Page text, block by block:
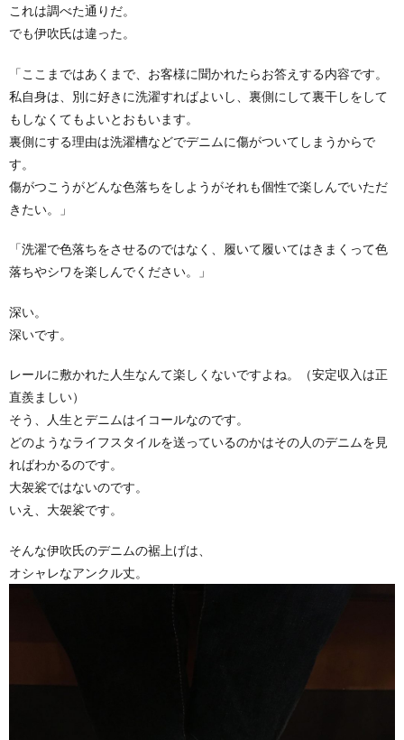
これは調べた通りだ。
でも伊吹氏は違った。
「ここまではあくまで、お客様に聞かれたらお答えする内容です。
私自身は、別に好きに洗濯すればよいし、裏側にして裏干しをして
もしなくてもよいとおもいます。
裏側にする理由は洗濯槽などでデニムに傷がついてしまうからで
す。
傷がつこうがどんな色落ちをしようがそれも個性で楽しんでいただ
きたい。」
「洗濯で色落ちをさせるのではなく、履いて履いてはきまくって色
落ちやシワを楽しんでください。」
深い。
深いです。
レールに敷かれた人生なんて楽しくないですよね。（安定収入は正
直羨ましい）
そう、人生とデニムはイコールなのです。
どのようなライフスタイルを送っているのかはその人のデニムを見
ればわかるのです。
大袈裟ではないのです。
いえ、大袈裟です。
そんな伊吹氏のデニムの裾上げは、
オシャレなアンクル丈。